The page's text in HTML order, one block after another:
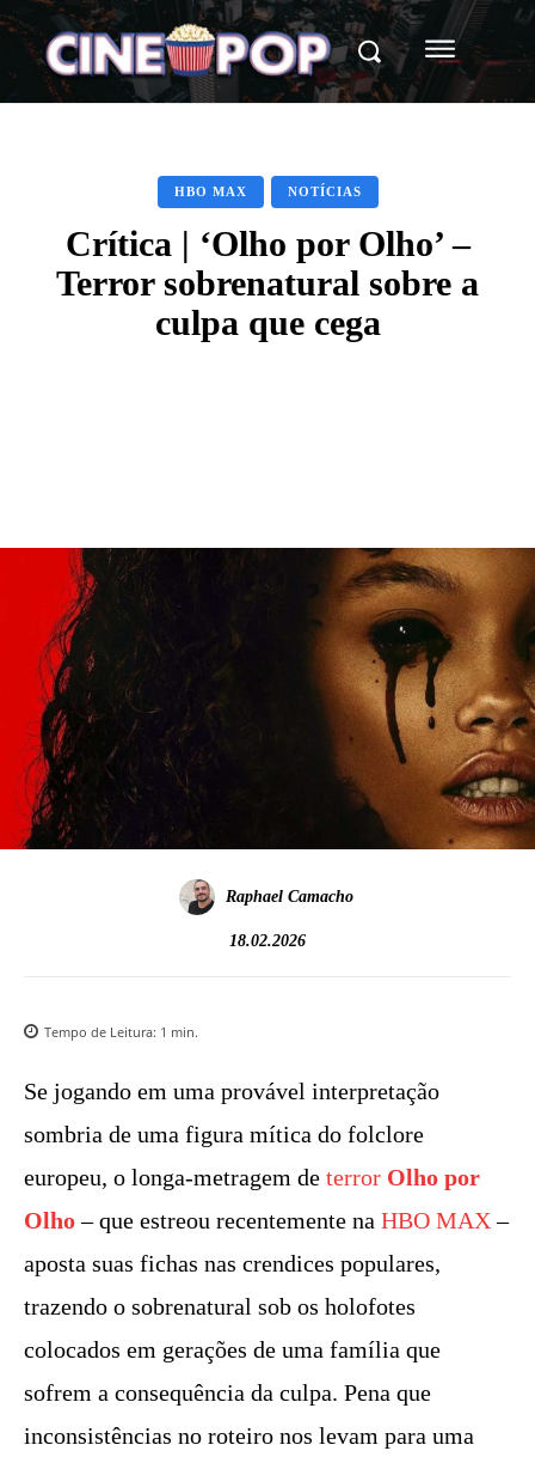
HBO MAX NOTÍCIAS
Crítica | ‘Olho por Olho’ –
Terror sobrenatural sobre a
culpa que cega
Raphael Camacho
18.02.2026
Tempo de Leitura: 1 min.
Se jogando em uma provável interpretação
sombria de uma figura mítica do folclore
europeu, o longa-metragem de terror Olho por
Olho– que estreou recentemente na HBO MAX –
aposta suas fichas nas crendices populares,
trazendo o sobrenatural sob os holofotes
colocados em gerações de uma família que
sofrem a consequência da culpa. Pena que
inconsistências no roteiro nos levam para uma